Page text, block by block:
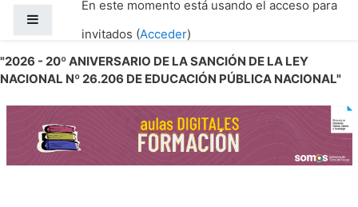
Salta al contenido principal
"2026 - 20º ANIVERSARIO DE LA SANCIÓN DE LA LEY
NACIONAL Nº 26.206 DE EDUCACIÓN PÚBLICA NACIONAL"
En este momento está usando el acceso para
invitados (Acceder)